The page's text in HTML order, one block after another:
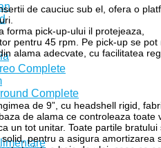
Complete
Complete
de cauciuc sub el, ofera o
forma pick-up-ului il protejeaza,
pentru 45 rpm. Pe pick-up se pot
alama adecvate, cu facilitatea
de 9”, cu headshell rigid,
de alama ce controleaza toate
un tot unitar. Toate partile bratului
pentru a asigura amortizarea